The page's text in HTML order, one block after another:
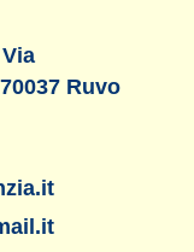
Ruvo